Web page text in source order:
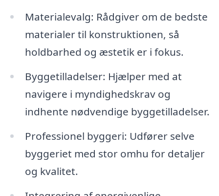
Materialevalg: Rådgiver om de bedste
materialer til konstruktionen, så
holdbarhed og æstetik er i fokus.
Byggetilladelser: Hjælper med at
navigere i myndighedskrav og
indhente nødvendige byggetilladelser.
Professionel byggeri: Udfører selve
byggeriet med stor omhu for detaljer
og kvalitet.